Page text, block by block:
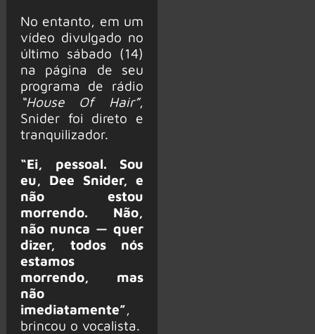
No entanto, em um
vídeo divulgado no
último sábado (14)
na página de seu
programa de rádio
“House Of Hair”,
Snider foi direto e
tranquilizador.
“Ei, pessoal. Sou
eu, Dee Snider, e
não estou
morrendo. Não,
não nunca — quer
dizer, todos nós
estamos
morrendo, mas
não
imediatamente”,
brincou o vocalista.